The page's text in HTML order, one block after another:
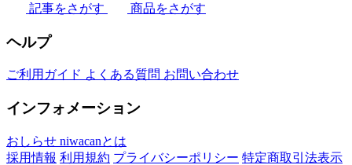
記事をさがす 商品をさがす
ヘルプ
ご利用ガイド よくある質問 お問い合わせ
インフォメーション
おしらせ niwacanとは
採用情報 利用規約 プライバシーポリシー 特定商取引法表示